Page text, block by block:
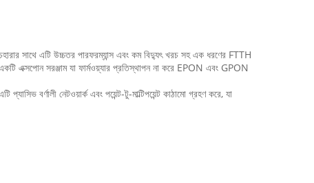
সাথে এটি উচ্চতর পারফরম্যান্স এবং কম বিদ্যুৎ খরচ সহ এক ধরণের FTTH
এক্সপোন সরঞ্জাম যা ফার্মওয়্যার প্রতিস্থাপন না করে EPON এবং GPON
বর্ণালী নেটওয়ার্ক এবং পয়েন্ট-টু-মাল্টিপয়েন্ট কাঠামো গ্রহণ করে, যা